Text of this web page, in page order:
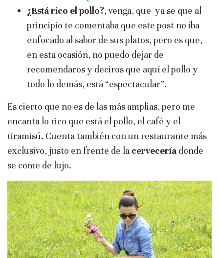
¿Está rico el pollo?, venga, que ya se que al
principio te comentaba que este post no iba
enfocado al sabor de sus platos, pero es que,
en esta ocasión, no puedo dejar de
recomendaros y deciros que aquí el pollo y
todo lo demás, está “espectacular”.
Es cierto que no es de las más amplias, pero me
encanta lo rico que está el pollo, el café y el
tiramisú. Cuenta también con un restaurante más
exclusivo, justo en frente de la cervecería donde
se come de lujo.